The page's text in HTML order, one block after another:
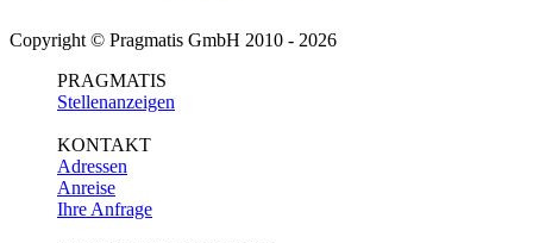
Copyright © Pragmatis GmbH 2010 - 2026
PRAGMATIS
Stellenanzeigen
KONTAKT
Adressen
Anreise
Ihre Anfrage